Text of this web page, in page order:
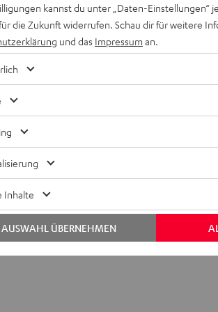
HDMI 2.1 Switch 2x1
[PDF]
kannst du unter „Daten-Einstellungen“
die Zukunft widerrufen. Schau dir für weitere
und das Impressum an.
Inhalte
AUSWAHL ÜBERNEHMEN